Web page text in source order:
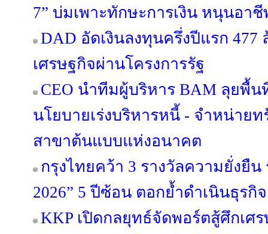
7” บ่มเพาะทักษะการเงิน หนุนอา
DAD อัดเงินลงทุนครึ่งปีแรก 477
เศรษฐกิจผ่านโครงการรัฐ
CEO นำทีมผู้บริหาร BAM ลุยพื้
นโยบายเร่งบริหารหนี้ - จำหน่าย
สาขาต้นแบบแห่งอนาคต
กรุงไทยคว้า 3 รางวัลความยั่งยืน
2026” 5 ปีซ้อน ตอกย้ำดำเนินธุรกิ
KKP เปิดกลยุทธ์จัดพอร์ตสู้ศึกเศ